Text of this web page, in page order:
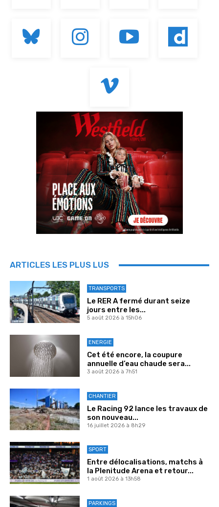
ARTICLES LES PLUS LUS
TRANSPORTS
Le RER A fermé durant seize
jours entre les...
5 août 2026 à 15h06
ENERGIE
Cet été encore, la coupure
annuelle d’eau chaude sera...
3 août 2026 à 7h51
CHANTIER
Le Racing 92 lance les travaux de
son nouveau...
16 juillet 2026 à 8h29
SPORT
Entre délocalisations, matchs à
la Plenitude Arena et retour...
1 août 2026 à 13h58
PARKINGS